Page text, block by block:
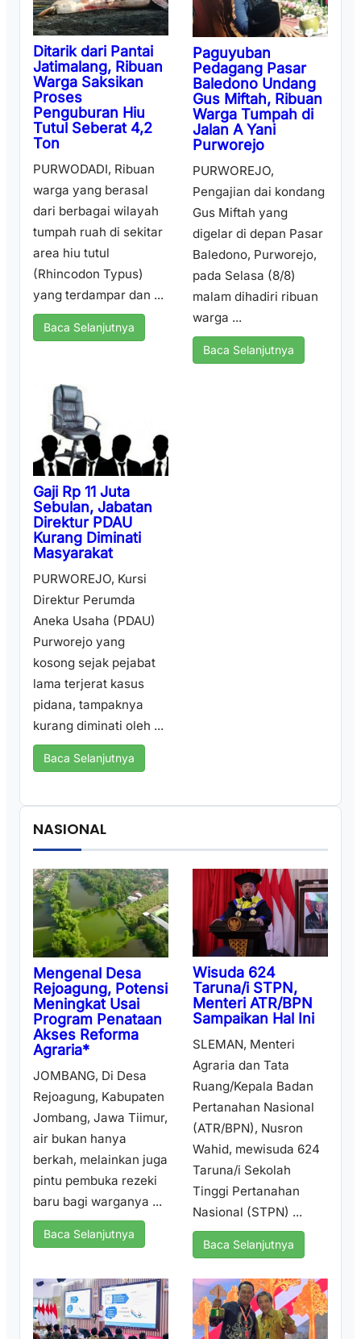
Ditarik dari Pantai
Jatimalang, Ribuan
Warga Saksikan
Proses
Penguburan Hiu
Tutul Seberat 4,2
Ton
PURWODADI, Ribuan
warga yang berasal
dari berbagai wilayah
tumpah ruah di sekitar
area hiu tutul
(Rhincodon Typus)
yang terdampar dan ...
Baca Selanjutnya
Paguyuban
Pedagang Pasar
Baledono Undang
Gus Miftah, Ribuan
Warga Tumpah di
Jalan A Yani
Purworejo
PURWOREJO,
Pengajian dai kondang
Gus Miftah yang
digelar di depan Pasar
Baledono, Purworejo,
pada Selasa (8/8)
malam dihadiri ribuan
warga ...
Baca Selanjutnya
Gaji Rp 11 Juta
Sebulan, Jabatan
Direktur PDAU
Kurang Diminati
Masyarakat
PURWOREJO, Kursi
Direktur Perumda
Aneka Usaha (PDAU)
Purworejo yang
kosong sejak pejabat
lama terjerat kasus
pidana, tampaknya
kurang diminati oleh ...
Baca Selanjutnya
NASIONAL
Mengenal Desa
Rejoagung, Potensi
Meningkat Usai
Program Penataan
Akses Reforma
Agraria*
JOMBANG, Di Desa
Rejoagung, Kabupaten
Jombang, Jawa Tiimur,
air bukan hanya
berkah, melainkan juga
pintu pembuka rezeki
baru bagi warganya ...
Baca Selanjutnya
Wisuda 624
Taruna/i STPN,
Menteri ATR/BPN
Sampaikan Hal Ini
SLEMAN, Menteri
Agraria dan Tata
Ruang/Kepala Badan
Pertanahan Nasional
(ATR/BPN), Nusron
Wahid, mewisuda 624
Taruna/i Sekolah
Tinggi Pertanahan
Nasional (STPN) ...
Baca Selanjutnya